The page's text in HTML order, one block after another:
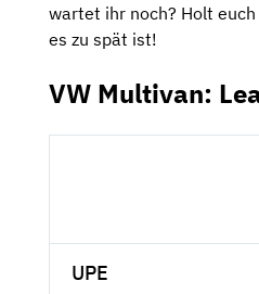
wartet ihr noch? Holt
es zu spät ist!
VW Multivan:
UPE